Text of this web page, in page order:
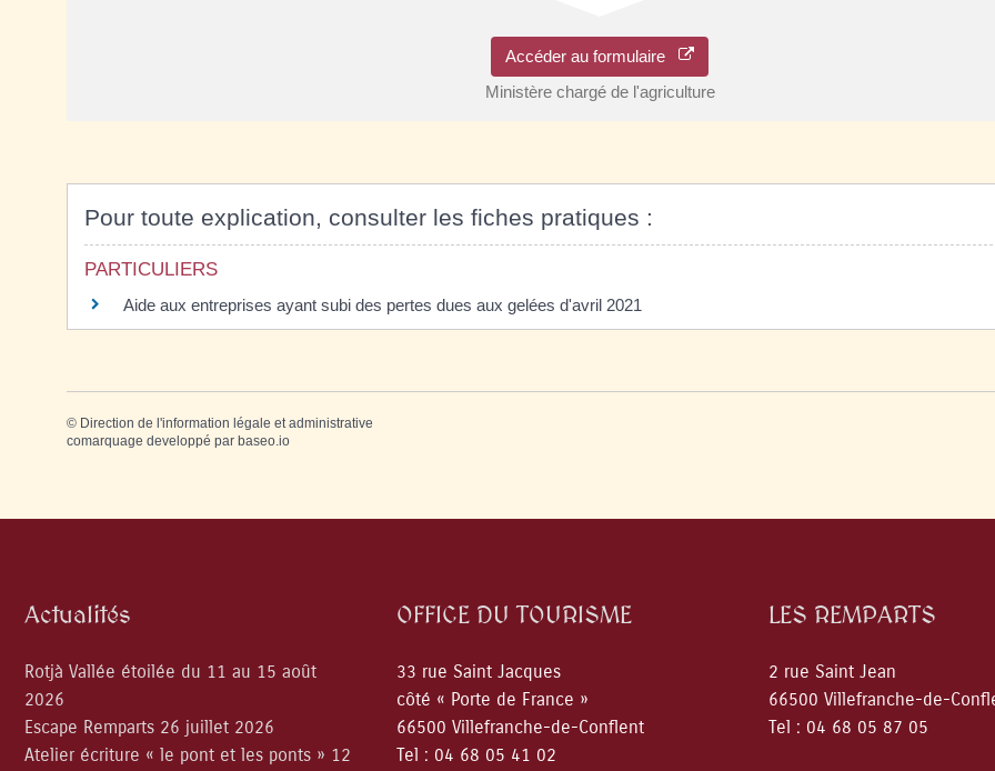
Accéder au formulaire
Ministère chargé de l'agriculture
Pour toute explication, consulter les fiches pratiques :
PARTICULIERS
Aide aux entreprises ayant subi des pertes dues aux gelées d'avril 2021
© Direction de l'information légale et administrative
comarquage developpé par baseo.io
Actualités
Rotjà Vallée étoilée du 11 au 15 août
2026
Escape Remparts 26 juillet 2026
Atelier écriture « le pont et les ponts » 12
OFFICE DU TOURISME
33 rue Saint Jacques
côté « Porte de France »
66500 Villefranche-de-Conflent
Tel : 04 68 05 41 02
LES REMPARTS
2 rue Saint Jean
66500 Villefranche-de-
Tel : 04 68 05 87 05